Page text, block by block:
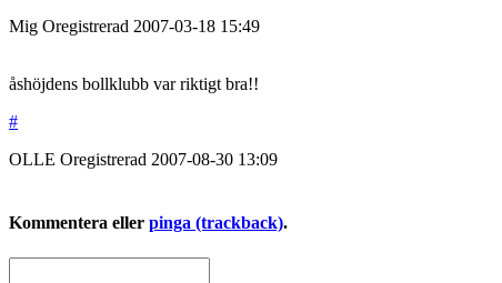
Mig Oregistrerad 2007-03-18 15:49
åshöjdens bollklubb var riktigt bra!!
#
OLLE Oregistrerad 2007-08-30 13:09
Kommentera eller pinga (trackback).